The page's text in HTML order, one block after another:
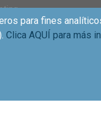
para fines
Clica AQUÍ para más